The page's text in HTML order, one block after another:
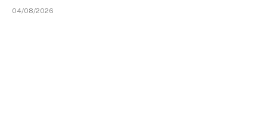
04/08/2026